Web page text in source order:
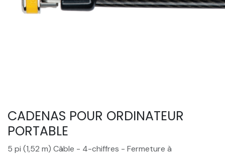
CADENAS POUR ORDINATEUR
PORTABLE
5 pi (1,52 m) Câble - 4-chiffres - Fermeture à